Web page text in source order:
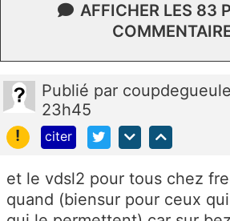
AFFICHER LES 83
Publié par coupdegueule
23h45
!
citer
et le vdsl2 pour tous chez
quand (biensur pour ceux